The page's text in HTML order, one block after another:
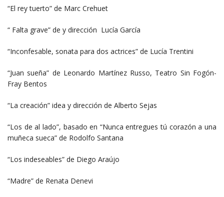
“El rey tuerto” de Marc Crehuet
“ Falta grave” de y dirección Lucía García
“Inconfesable, sonata para dos actrices” de Lucía Trentini
“Juan sueña” de Leonardo Martínez Russo, Teatro Sin Fogón-
Fray Bentos
“La creación” idea y dirección de Alberto Sejas
“Los de al lado”, basado en “Nunca entregues tú corazón a una
muñeca sueca” de Rodolfo Santana
“Los indeseables” de Diego Araújo
“Madre” de Renata Denevi